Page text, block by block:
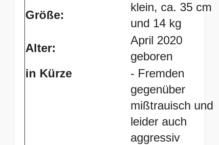
Größe:
klein, ca. 35 cm
und 14 kg
Alter:
April 2020
geboren
in Kürze
- Fremden
gegenüber
mißtrauisch und
leider auch
aggressiv